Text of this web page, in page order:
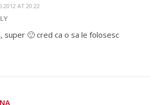
AT 20:22
super 🙂 cred ca o sa le folosesc